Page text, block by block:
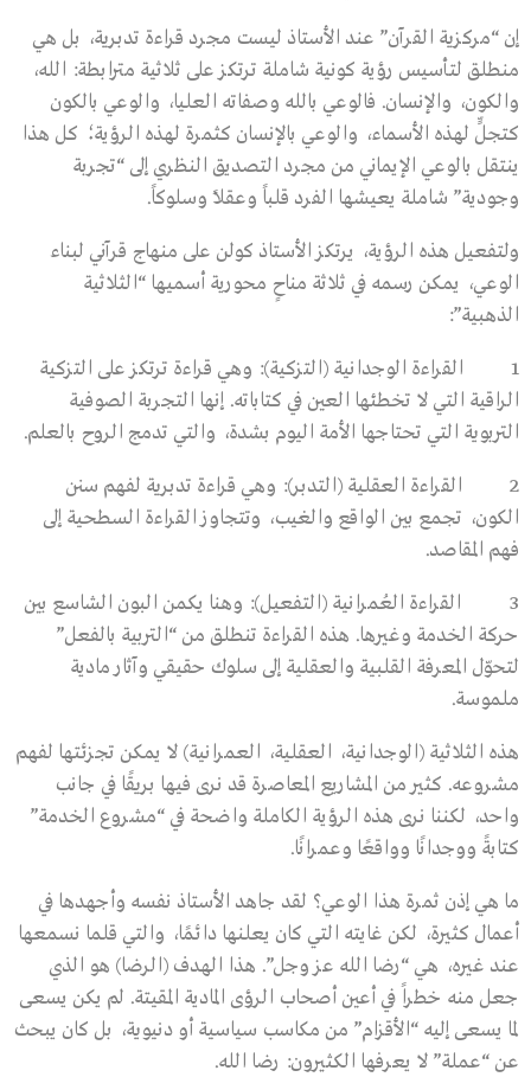
إن “مركزية القرآن” عند الأستاذ ليست مجرد قراءة تدبرية، بل هي
منطلق لتأسيس رؤية كونية شاملة ترتكز على ثلاثية مترابطة: الله،
والكون، والإنسان. فالوعي بالله وصفاته العليا، والوعي بالكون
كتجلٍّ لهذه الأسماء، والوعي بالإنسان كثمرة لهذه الرؤية؛ كل هذا
ينتقل بالوعي الإيماني من مجرد التصديق النظري إلى “تجربة
وجودية” شاملة يعيشها الفرد قلباً وعقلاً وسلوكاً.
ولتفعيل هذه الرؤية، يرتكز الأستاذ كولن على منهاج قرآني لبناء
الوعي، يمكن رسمه في ثلاثة مناحٍ محورية أسميها “الثلاثية
الذهبية”:
1 القراءة الوجدانية (التزكية): وهي قراءة ترتكز على التزكية
الراقية التي لا تخطئها العين في كتاباته. إنها التجربة الصوفية
التربوية التي تحتاجها الأمة اليوم بشدة، والتي تدمج الروح بالعلم.
2 القراءة العقلية (التدبر): وهي قراءة تدبرية لفهم سنن
الكون، تجمع بين الواقع والغيب، وتتجاوز القراءة السطحية إلى
فهم المقاصد.
3 القراءة العُمرانية (التفعيل): وهنا يكمن البون الشاسع بين
حركة الخدمة وغيرها. هذه القراءة تنطلق من “التربية بالفعل”
لتحوّل المعرفة القلبية والعقلية إلى سلوك حقيقي وآثار مادية
ملموسة.
هذه الثلاثية (الوجدانية، العقلية، العمرانية) لا يمكن تجزئتها لفهم
مشروعه. كثير من المشاريع المعاصرة قد نرى فيها بريقًا في جانب
واحد، لكننا نرى هذه الرؤية الكاملة واضحة في “مشروع الخدمة”
كتابةً ووجدانًا وواقعًا وعمرانًا.
ما هي إذن ثمرة هذا الوعي؟ لقد جاهد الأستاذ نفسه وأجهدها في
أعمال كثيرة، لكن غايته التي كان يعلنها دائمًا، والتي قلما نسمعها
عند غيره، هي “رضا الله عز وجل”. هذا الهدف (الرضا) هو الذي
جعل منه خطراً في أعين أصحاب الرؤى المادية المقيتة. لم يكن يسعى
لما يسعى إليه “الأقزام” من مكاسب سياسية أو دنيوية، بل كان يبحث
عن “عملة” لا يعرفها الكثيرون: رضا الله.